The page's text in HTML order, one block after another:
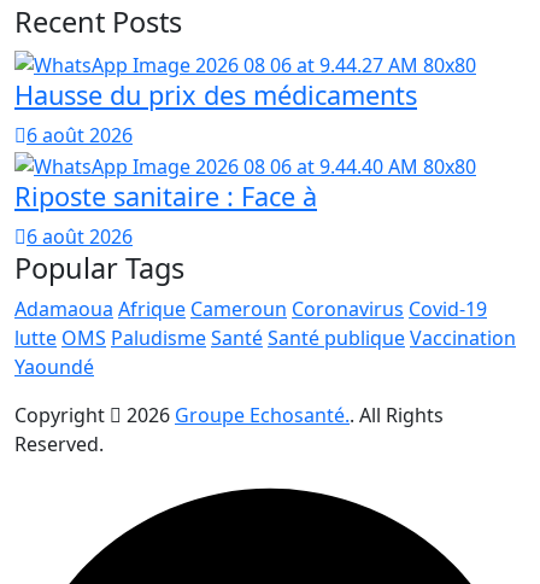
Recent Posts
Hausse du prix des médicaments
6 août 2026
Riposte sanitaire : Face à
6 août 2026
Popular Tags
Adamaoua Afrique Cameroun Coronavirus Covid-19
lutte OMS PaludismeSantéSanté publiqueVaccination
Yaoundé
Copyright
2026 Groupe Echosanté.. All Rights
Reserved.